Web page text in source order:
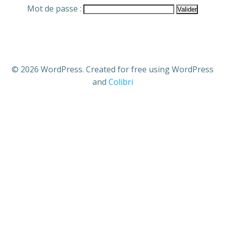
Mot de passe :
© 2026 WordPress. Created for free using WordPress
and Colibri